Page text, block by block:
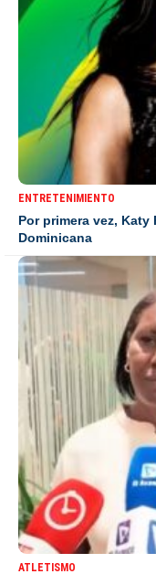
ENTRETENIMIENTO
Por primera vez,
Dominicana
ATLETISMO